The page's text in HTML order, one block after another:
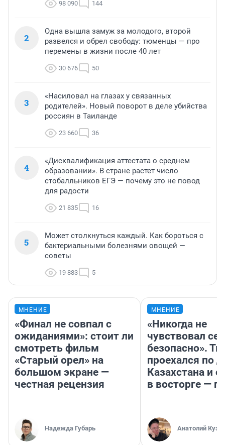
98 090 144
2
Одна вышла замуж за молодого, второй
развелся и обрел свободу: тюменцы — про
перемены в жизни после 40 лет
30 676 50
3
«Насиловал на глазах у связанных
родителей». Новый поворот в деле убийства
россиян в Таиланде
23 660 36
4
«Дисквалификация аттестата о среднем
образовании». В стране растет число
стобалльников ЕГЭ — почему это не повод
для радости
21 835 16
5
Может столкнуться каждый. Как бороться с
бактериальными болезнями овощей —
советы
19 883 5
МНЕНИЕ
«Финал не совпал с
ожиданиями»: стоит ли
смотреть фильм
«Старый орел» на
большом экране —
честная рецензия
Надежда Губарь
МНЕНИЕ
«Никогда не
чувствовал
безопасно».
проехался по
Казахстана и
в восторге —
Анатолий